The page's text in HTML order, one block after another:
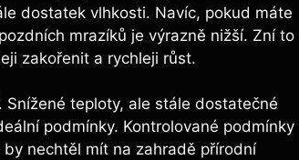
dostatek vlhkosti.​ Navíc,⁤ pokud máte
mrazíků je výrazně‍ nižší. Zní to
​zakořenit a rychleji růst.
teploty, ale stále dostatečné‍
podmínky. Kontrolované podmínky
nechtěl mít na zahradě přírodní